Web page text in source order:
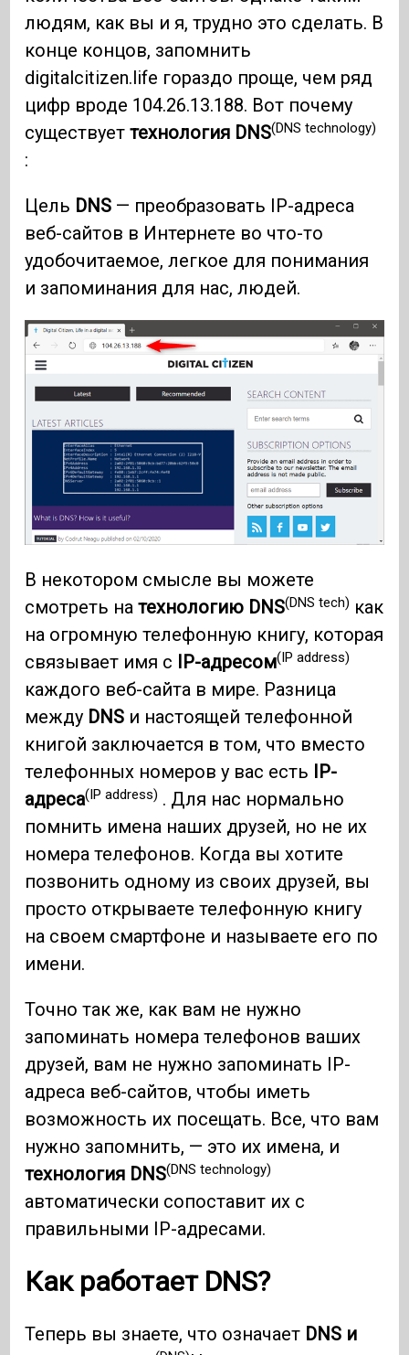
людям, как вы и я, трудно это сделать. В
конце концов, запомнить
digitalcitizen.life гораздо проще, чем ряд
цифр вроде 104.26.13.188. Вот почему
существуеттехнология DNS(DNS technology)
:
Цель DNS — преобразовать IP-адреса
веб-сайтов в Интернете во что-то
удобочитаемое, легкое для понимания
и запоминания для нас, людей.
В некотором смысле вы можете
смотреть натехнологию DNS(DNS tech) как
на огромную телефонную книгу, которая
связывает имя с IP-адресом(IP address)
каждого веб-сайта в мире. Разница
между DNS и настоящей телефонной
книгой заключается в том, что вместо
телефонных номеров у вас есть IP-
адреса(IP address) . Для нас нормально
помнить имена наших друзей, но не их
номера телефонов. Когда вы хотите
позвонить одному из своих друзей, вы
просто открываете телефонную книгу
на своем смартфоне и называете его по
имени.
Точно так же, как вам не нужно
запоминать номера телефонов ваших
друзей, вам не нужно запоминать IP-
адреса веб-сайтов, чтобы иметь
возможность их посещать. Все, что вам
нужно запомнить, — это их имена, и
технология DNS(DNS technology)
автоматически сопоставит их с
правильными IP-адресами.
Как работает DNS?
Теперь вы знаете, что означает DNS и